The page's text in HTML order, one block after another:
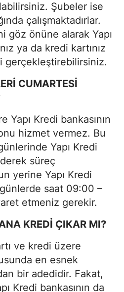
Şubeler ise
çalışmaktadırlar.
göz önüne alarak Yapı
ya da kredi kartınız
gerçekleştirebilirsiniz.
CUMARTESİ
Yapı Kredi bankasının
hizmet vermez. Bu
Yapı Kredi
süreç
yerine Yapı Kredi
saat 09:00 –
etmeniz gerekir.
KREDİ ÇIKAR MI?
ve kredi üzere
en esnek
bir adedidir. Fakat,
Kredi bankasının da